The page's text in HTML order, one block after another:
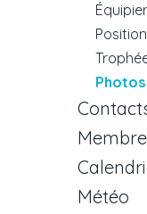
Équipier
Météo